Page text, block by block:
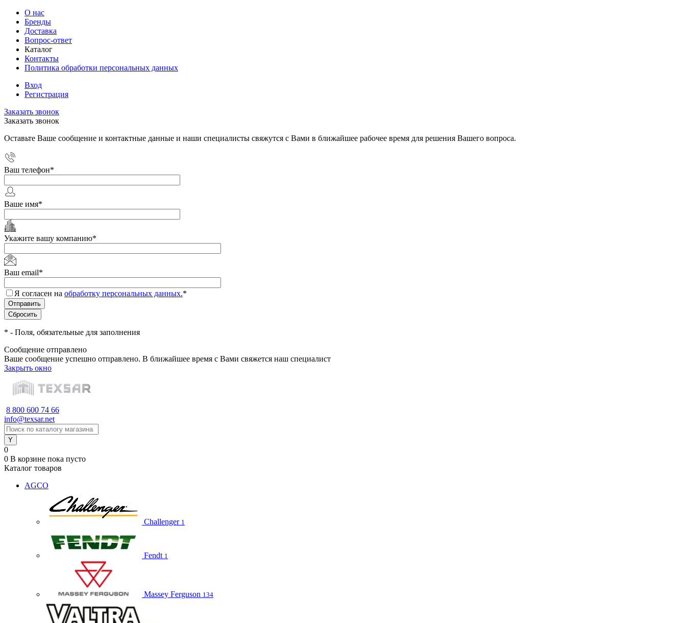
О нас
Бренды
Доставка
Вопрос-ответ
Каталог
Контакты
Политика обработки персональных данных
Вход
Регистрация
Заказать звонок
Заказать звонок
Оставьте Ваше сообщение и контактные данные и наши специалисты свяжутся с Вами в ближайшее рабочее время для решения Вашего вопроса.
Ваш телефон*
Ваше имя*
Укажите вашу компанию*
Ваш email*
Я согласен на обработку персональных данных.*
* - Поля, обязательные для заполнения
Сообщение отправлено
Ваше сообщение успешно отправлено. В ближайшее время с Вами свяжется наш специалист
Закрыть окно
8 800 600 74 66
info@texsar.net
0
0 В корзине пока пусто
Каталог товаров
AGCO
Challenger 1
Fendt 1
Massey Ferguson 134